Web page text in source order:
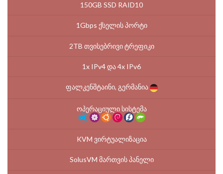
150GB SSD RAID10
1Gbps ქსელის პორტი
2TB თვისებრივი ტრეფიკი
1x IPv4 და 4x IPv6
ფალკენშტაინი, გერმანია
ოპერაციული სისტემა
KVM ვირტუალიზაცია
SolusVM მართვის პანელი